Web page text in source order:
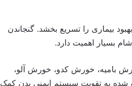
بیماری را تسریع ‌بخشد. گنجاندن
بسیار اهمیت دارد.
بامیه، خورش کدو، خورش آلو،
به تقویت سیستم ایمنی بدن کمک